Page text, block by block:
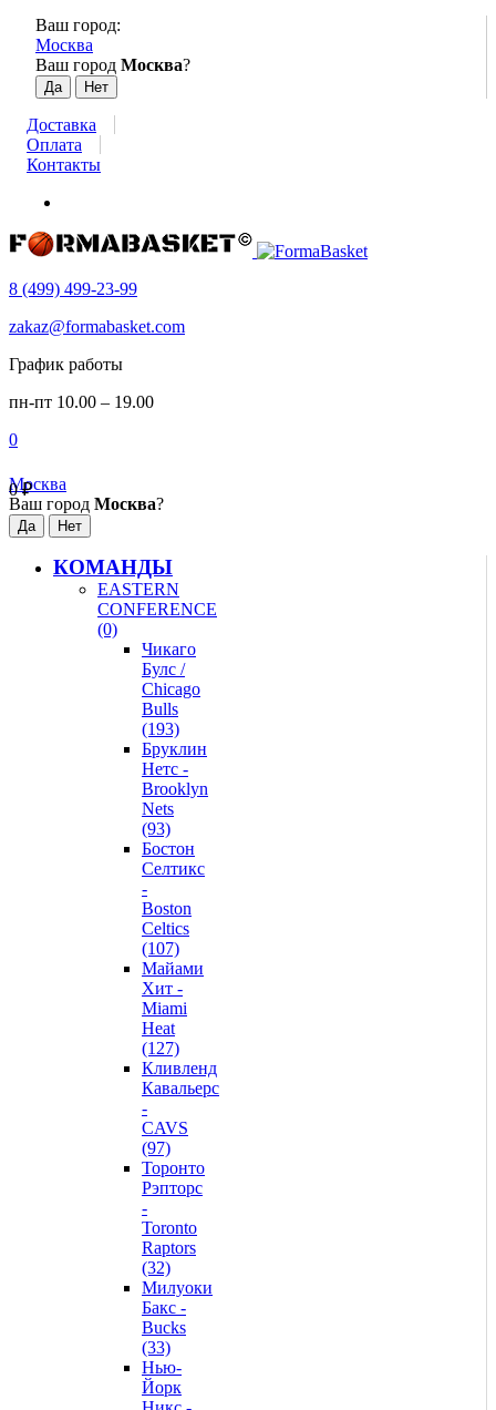
Ваш город:
Москва
Ваш город Москва?
Доставка
Оплата
Контакты
8 (499) 499-23-99
zakaz@formabasket.com
График работы
пн-пт 10.00 – 19.00
0
0₽
Москва
Ваш город Москва?
КОМАНДЫ
EASTERN
CONFERENCE
(0)
Чикаго
Булс /
Chicago
Bulls
(193)
Бруклин
Нетс -
Brooklyn
Nets
(93)
Бостон
Селтикс
-
Boston
Celtics
(107)
Майами
Хит -
Miami
Heat
(127)
Кливленд
Кавальерс
-
CAVS
(97)
Торонто
Рэпторс
-
Toronto
Raptors
(32)
Милуоки
Бакс -
Bucks
(33)
Нью-
Йорк